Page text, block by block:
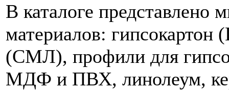
В каталоге представлено
материалов: гипсокартон
(СМЛ), профили для
МДФ и ПВХ, линолеум,